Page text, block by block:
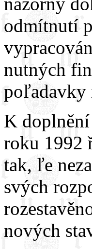
odmítnutí
nutných
poľadavky
K
roku 1992
tak, ľe
svých
nových